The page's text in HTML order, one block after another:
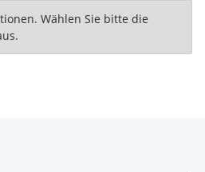
Wählen Sie bitte die